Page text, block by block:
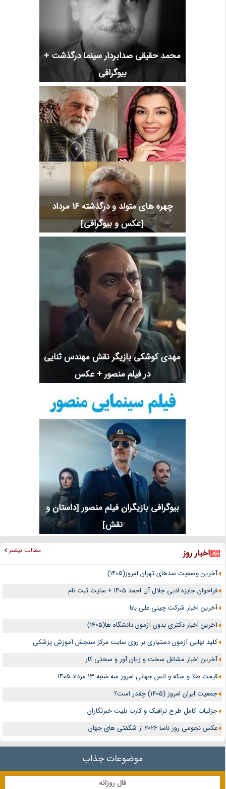
محمد حقیقی صدابردار سینما درگذشت +
بیوگرافی
چهره های متولد و درگذشته 16 مرداد
[عکس و بیوگرافی]
مهدی کوشکی بازیگر نقش مهندس ثنایی
در فیلم منصور + عکس
بیوگرافی بازیگران فیلم منصور [داستان و
نقش]
اخبار روز مطالب بیشتر
آخرین وضعیت سدهای تهران امروز(1405)
فراخوان جایزه ادبی جلال آل احمد 1405 + سایت ثبت نام
آخرین اخبار شرکت چینی علی بابا
آخرین اخبار دکتری بدون آزمون دانشگاه ها(1405)
کلید نهایی آزمون دستیاری بر روی سایت مرکز سنجش آموزش پزشکی
آخرین اخبار مشاغل سخت و زیان آور و سختی کار
قیمت طلا و سکه و انس جهانی امروز سه شنبه ۱۳ مرداد ۱۴۰۵
جمعیت ایران امروز (1405) چقدر است؟
جزئیات کامل طرح ترافیک و کارت بلیت خبرنگاران
عکس نجومی روز ناسا 2026 از شگفتی های جهان
موضوعات جذاب
فال روزانه